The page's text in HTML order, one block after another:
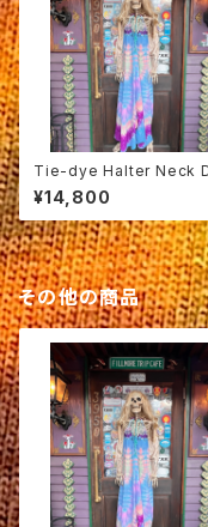
Tie-dye Halter Neck
ses A
¥14,800
その他の商品